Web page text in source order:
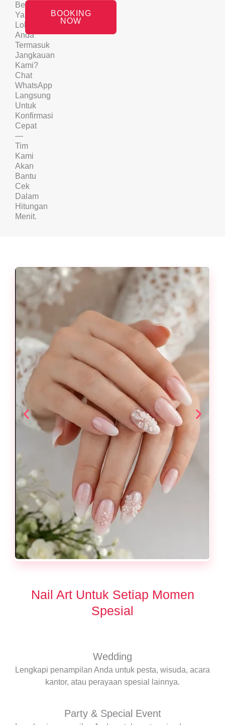
Belum
Yakin
Lokasi
Anda
Termasuk
Jangkauan
Kami?
Chat
WhatsApp
Langsung
Untuk
Konfirmasi
Cepat
—
Tim
Kami
Akan
Bantu
Cek
Dalam
Hitungan
Menit.
BOOKING
NOW
Nail Art Untuk Setiap Momen
Spesial
Wedding
Lengkapi penampilan Anda untuk pesta, wisuda, acara
kantor, atau perayaan spesial lainnya.
Party & Special Event